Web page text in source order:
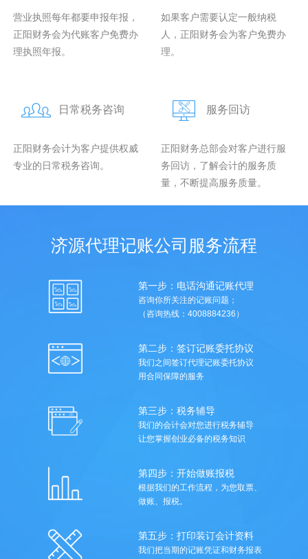
营业执照每年都要申报年报，
正阳财务会为代账客户免费办
理执照年报。
如果客户需要认定一般纳税
人，正阳财务会为客户免费办
理。
日常税务咨询
正阳财务会计为客户提供权威
专业的日常税务咨询。
服务回访
正阳财务总部会对客户进行服
务回访，了解会计的服务质
量，不断提高服务质量。
济源代理记账公司服务流程
第一步：电话沟通记账代理
咨询你所关注的记账问题；
（咨询热线：4008884236）
第二步：签订记账委托协议
我们之间签订代理记账委托协议
用合同保障的服务
第三步：税务辅导
我们的会计会对您进行税务辅导
让您掌握创业必备的税务知识
第四步：开始做账报税
根据我们的工作流程，为您取票、
做账、报税。
第五步：打印装订会计资料
我们把当期的记账凭证和财务报表